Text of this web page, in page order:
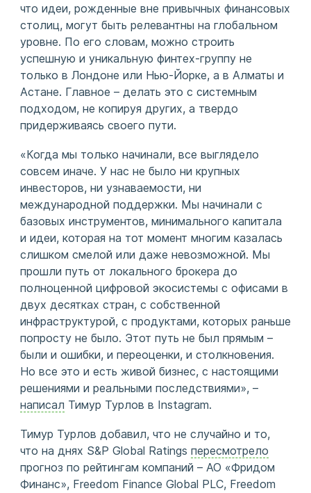
что идеи, рожденные вне привычных финансовых
столиц, могут быть релевантны на глобальном
уровне. По его словам, можно строить
успешную и уникальную финтех-группу не
только в Лондоне или Нью-Йорке, а в Алматы и
Астане. Главное – делать это с системным
подходом, не копируя других, а твердо
придерживаясь своего пути.
«Когда мы только начинали, все выглядело
совсем иначе. У нас не было ни крупных
инвесторов, ни узнаваемости, ни
международной поддержки. Мы начинали с
базовых инструментов, минимального капитала
и идеи, которая на тот момент многим казалась
слишком смелой или даже невозможной. Мы
прошли путь от локального брокера до
полноценной цифровой экосистемы с офисами в
двух десятках стран, с собственной
инфраструктурой, с продуктами, которых раньше
попросту не было. Этот путь не был прямым –
были и ошибки, и переоценки, и столкновения.
Но все это и есть живой бизнес, с настоящими
решениями и реальными последствиями», –
написал Тимур Турлов в Instagram.
Тимур Турлов добавил, что не случайно и то,
что на днях S&P Global Ratings пересмотрело
прогноз по рейтингам компаний – АО «Фридом
Финанс», Freedom Finance Global PLC, Freedom